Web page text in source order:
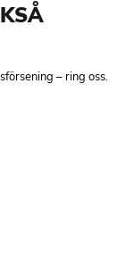
– ring oss.